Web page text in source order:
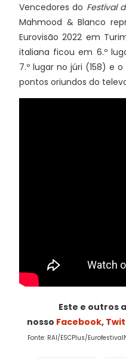
Vencedores do Festival
Mahmood & Blanco
Eurovisão 2022 em
italiana ficou em 6.º
7.º lugar no júri (158) e
pontos oriundos do
Este e outros
nosso Facebook,
Fonte: RAI/ESCPlus/